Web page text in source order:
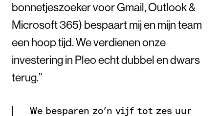
bonnetjeszoeker voor Gmail, Outlook &
Microsoft 365) bespaart mij en mijn team
een hoop tijd. We verdienen onze
investering in Pleo echt dubbel en dwars
terug.”
We besparen zo’n vijf tot zes uur